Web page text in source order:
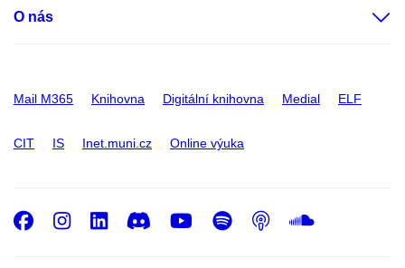
O nás
Mail M365 Knihovna Digitální knihovna Medial ELF
CIT IS Inet.muni.cz Online výuka
Facebook
Instagram
LinkedIn
DiscordYoutube
Spotify
Podcast